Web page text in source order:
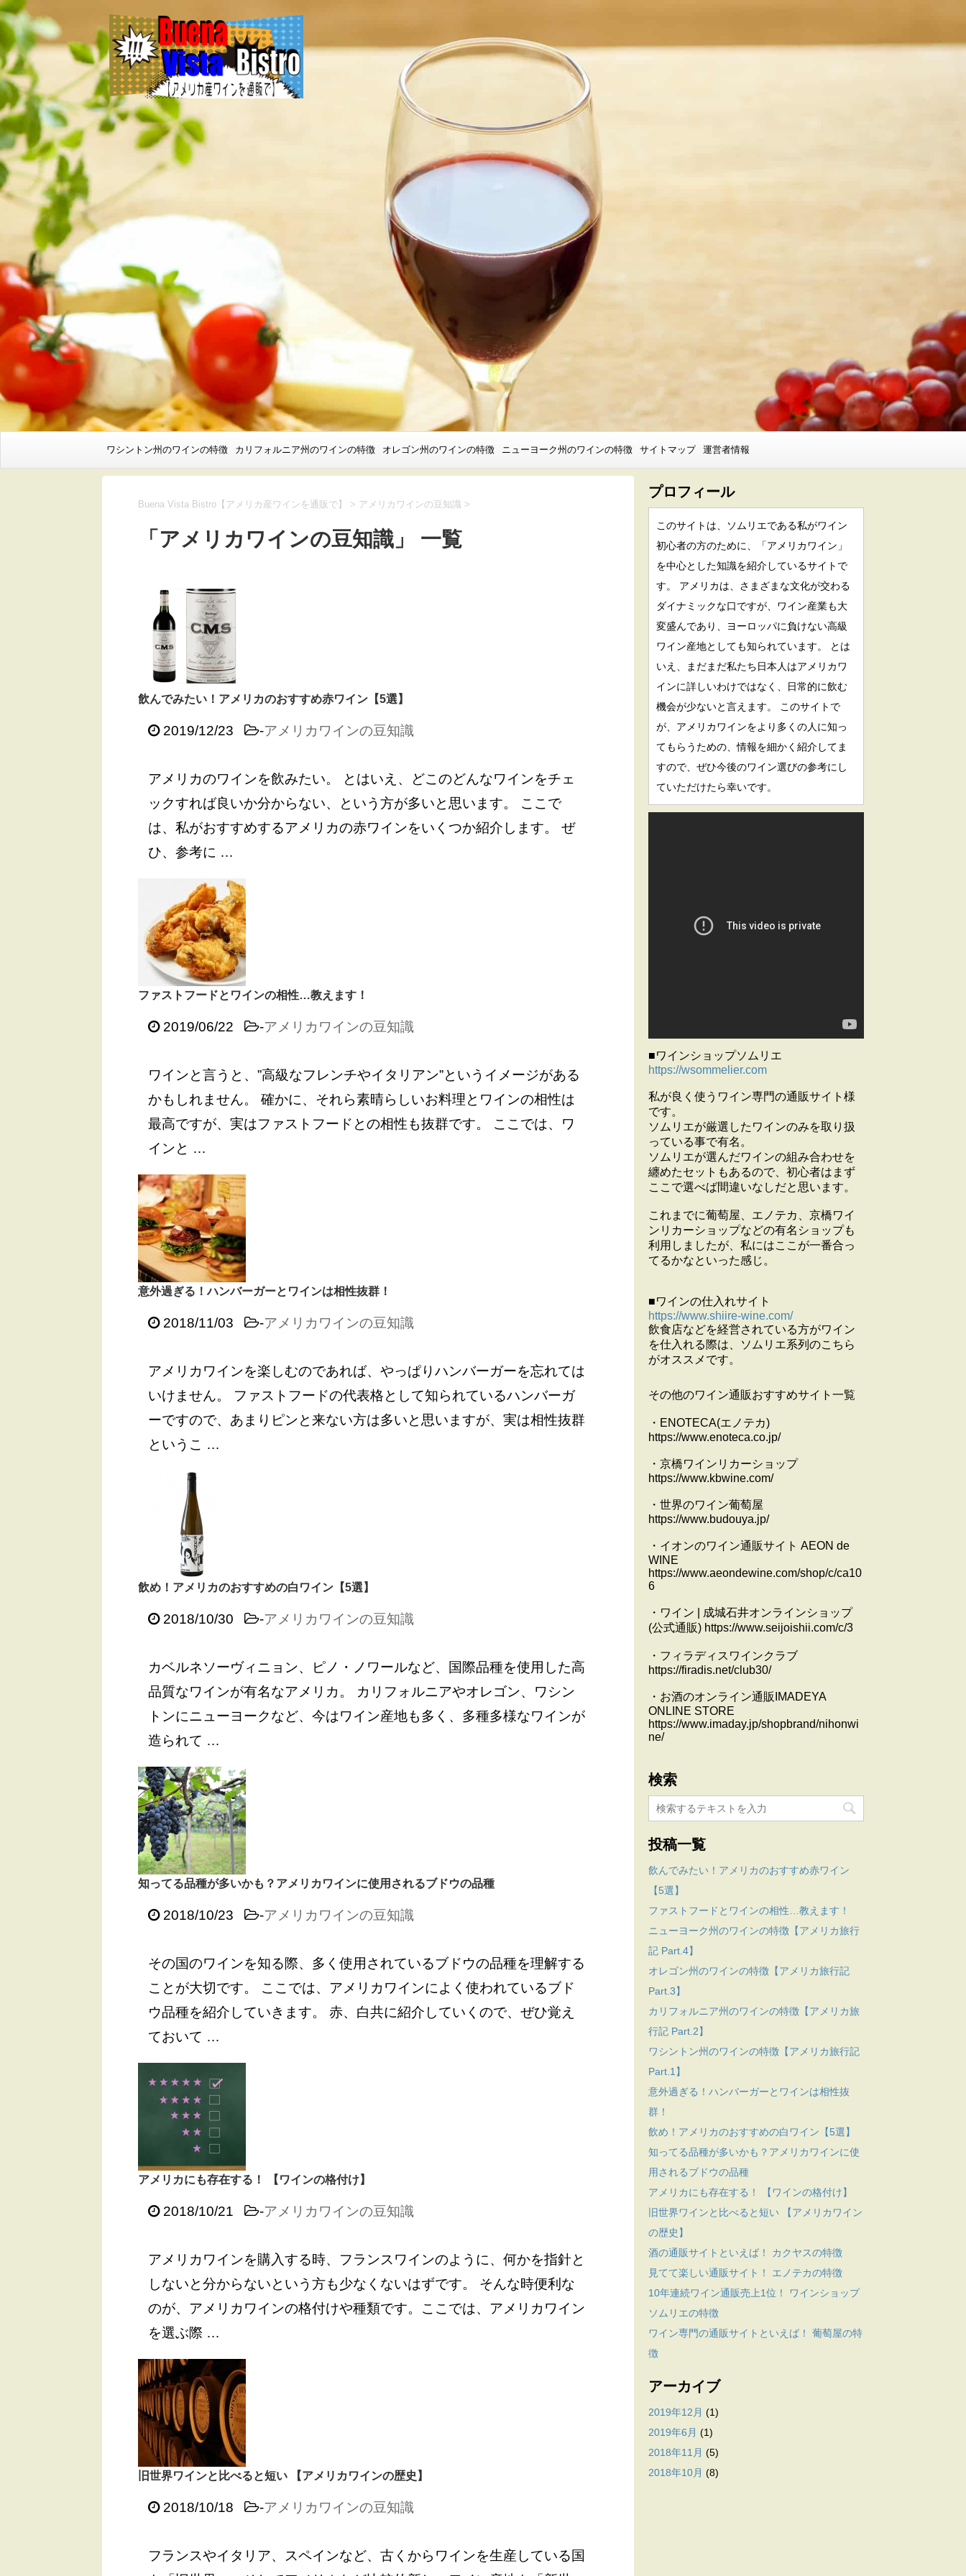
ワシントン州のワインの特徴 カリフォルニア州のワインの特徴 オレゴン州のワインの特徴 ニューヨーク州のワインの特徴 サイトマップ 運営者情報
Buena Vista Bistro【アメリカ産ワインを通販で】 > アメリカワインの豆知識 >
「アメリカワインの豆知識」 一覧
飲んでみたい！アメリカのおすすめ赤ワイン【5選】
2019/12/23 -アメリカワインの豆知識
アメリカのワインを飲みたい。 とはいえ、どこのどんなワインをチェ
ックすれば良いか分からない、という方が多いと思います。 ここで
は、私がおすすめするアメリカの赤ワインをいくつか紹介します。 ぜ
ひ、参考に …
ファストフードとワインの相性…教えます！
2019/06/22 -アメリカワインの豆知識
ワインと言うと、”高級なフレンチやイタリアン”というイメージがある
かもしれません。 確かに、それら素晴らしいお料理とワインの相性は
最高ですが、実はファストフードとの相性も抜群です。 ここでは、ワ
インと …
意外過ぎる！ハンバーガーとワインは相性抜群！
2018/11/03 -アメリカワインの豆知識
アメリカワインを楽しむのであれば、やっぱりハンバーガーを忘れては
いけません。 ファストフードの代表格として知られているハンバーガ
ーですので、あまりピンと来ない方は多いと思いますが、実は相性抜群
というこ …
飲め！アメリカのおすすめの白ワイン【5選】
2018/10/30 -アメリカワインの豆知識
カベルネソーヴィニョン、ピノ・ノワールなど、国際品種を使用した高
品質なワインが有名なアメリカ。 カリフォルニアやオレゴン、ワシン
トンにニューヨークなど、今はワイン産地も多く、多種多様なワインが
造られて …
知ってる品種が多いかも？アメリカワインに使用されるブドウの品種
2018/10/23 -アメリカワインの豆知識
その国のワインを知る際、多く使用されているブドウの品種を理解する
ことが大切です。 ここでは、アメリカワインによく使われているブド
ウ品種を紹介していきます。 赤、白共に紹介していくので、ぜひ覚え
ておいて …
アメリカにも存在する！ 【ワインの格付け】
2018/10/21 -アメリカワインの豆知識
アメリカワインを購入する時、フランスワインのように、何かを指針と
しないと分からないという方も少なくないはずです。 そんな時便利な
のが、アメリカワインの格付けや種類です。ここでは、アメリカワイン
を選ぶ際 …
旧世界ワインと比べると短い 【アメリカワインの歴史】
2018/10/18 -アメリカワインの豆知識
フランスやイタリア、スペインなど、古くからワインを生産している国
プロフィール
このサイトは、ソムリエである私がワイン
初心者の方のために、「アメリカワイン」
を中心とした知識を紹介しているサイトで
す。 アメリカは、さまざまな文化が交わる
ダイナミックな口ですが、ワイン産業も大
変盛んであり、ヨーロッパに負けない高級
ワイン産地としても知られています。 とは
いえ、まだまだ私たち日本人はアメリカワ
インに詳しいわけではなく、日常的に飲む
機会が少ないと言えます。 このサイトで
が、アメリカワインをより多くの人に知っ
てもらうための、情報を細かく紹介してま
すので、ぜひ今後のワイン選びの参考にし
ていただけたら幸いです。
■ワインショップソムリエ
https://wsommelier.com
私が良く使うワイン専門の通販サイト様
です。
ソムリエが厳選したワインのみを取り扱
っている事で有名。
ソムリエが選んだワインの組み合わせを
纏めたセットもあるので、初心者はまず
ここで選べば間違いなしだと思います。
これまでに葡萄屋、エノテカ、京橋ワイ
ンリカーショップなどの有名ショップも
利用しましたが、私にはここが一番合っ
てるかなといった感じ。
■ワインの仕入れサイト
https://www.shiire-wine.com/
飲食店などを経営されている方がワイン
を仕入れる際は、ソムリエ系列のこちら
がオススメです。
その他のワイン通販おすすめサイト一覧
・ENOTECA(エノテカ)
https://www.enoteca.co.jp/
・京橋ワインリカーショップ
https://www.kbwine.com/
・世界のワイン葡萄屋
https://www.budouya.jp/
・イオンのワイン通販サイト AEON de
WINE
https://www.aeondewine.com/shop/c/ca10
6
・ワイン | 成城石井オンラインショップ
(公式通販) https://www.seijoishii.com/c/3
・フィラディスワインクラブ
https://firadis.net/club30/
・お酒のオンライン通販IMADEYA
ONLINE STORE
https://www.imaday.jp/shopbrand/nihonwi
ne/
検索
投稿一覧
飲んでみたい！アメリカのおすすめ赤ワイン
【5選】
ファストフードとワインの相性…教えます！
ニューヨーク州のワインの特徴【アメリカ旅行
記 Part.4】
オレゴン州のワインの特徴【アメリカ旅行記
Part.3】
カリフォルニア州のワインの特徴【アメリカ旅
行記 Part.2】
ワシントン州のワインの特徴【アメリカ旅行記
Part.1】
意外過ぎる！ハンバーガーとワインは相性抜
群！
飲め！アメリカのおすすめの白ワイン【5選】
知ってる品種が多いかも？アメリカワインに使
用されるブドウの品種
アメリカにも存在する！ 【ワインの格付け】
旧世界ワインと比べると短い 【アメリカワイン
の歴史】
酒の通販サイトといえば！ カクヤスの特徴
見てて楽しい通販サイト！ エノテカの特徴
10年連続ワイン通販売上1位！ ワインショップ
ソムリエの特徴
ワイン専門の通販サイトといえば！ 葡萄屋の特
徴
アーカイブ
2019年12月 (1)
2019年6月 (1)
2018年11月 (5)
2018年10月 (8)